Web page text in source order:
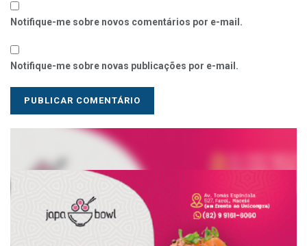
Notifique-me sobre novos comentários por e-mail.
Notifique-me sobre novas publicações por e-mail.